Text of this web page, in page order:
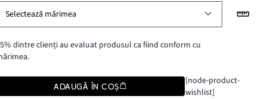
Selectează mărimea
dintre clienți au evaluat produsul ca fiind conform cu
ADAUGĂ ÎN COȘ
[node-product-
wishlist]